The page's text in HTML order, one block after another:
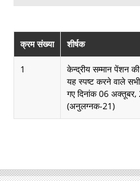
क्रम संख्या शीर्षक
1
केन्द्रीय सम्मान पेंशन
यह स्पष्ट करने वाले सभी
गए दिनांक 06
(अनुलग्नक-21)